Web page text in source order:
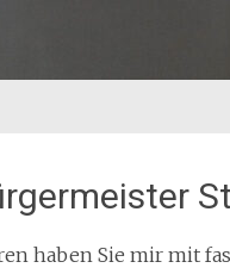
haben Sie mir mit